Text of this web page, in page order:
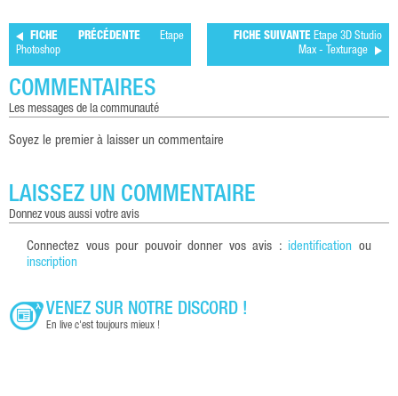
FICHE PRÉCÉDENTEEtape
Photoshop
FICHE SUIVANTE Etape 3D Studio
Max - Texturage
COMMENTAIRES
les messages de la communauté
Soyez le premier à laisser un commentaire
LAISSEZ UN COMMENTAIRE
donnez vous aussi votre avis
Connectez vous pour pouvoir donner vos avis : identification ou
inscription
VENEZ SUR NOTRE DISCORD !
En live c'est toujours mieux !